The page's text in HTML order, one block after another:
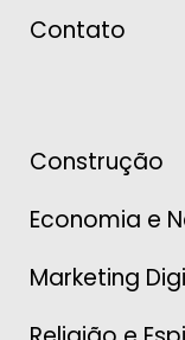
Contato
Construção
Economia e
Marketing